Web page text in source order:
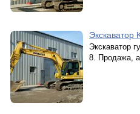
Экскаватор
Экскаватор
8. Продажа,